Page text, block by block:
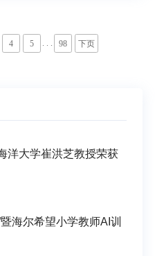
队伍建设，本次培训既
管理干部队伍的重要...
4 5 . . . 98 下页
洋大学崔洪芝教授荣获
海尔希望小学教师AI训